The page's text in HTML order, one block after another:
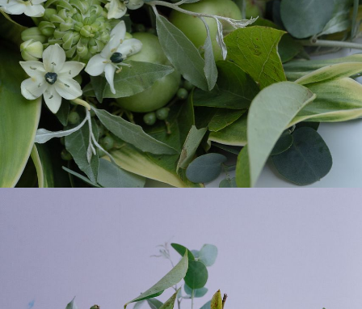
品を撮影したものです。お花は生き物なので、どうして
も色味やサイズ・咲き方に個体差はありますが、できる
だけ写真のイメージに近いものをお届けできるように人
の目でチェックをしています。
よくある質問